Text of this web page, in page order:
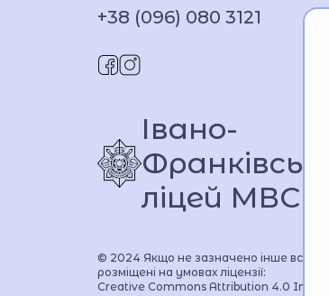
+38 (096) 080 3121
Івано-
ліцей МВС
© 2024 Якщо не зазначено інше всі
розміщені на умовах ліцензії:
Creative Commons Attribution 4.0